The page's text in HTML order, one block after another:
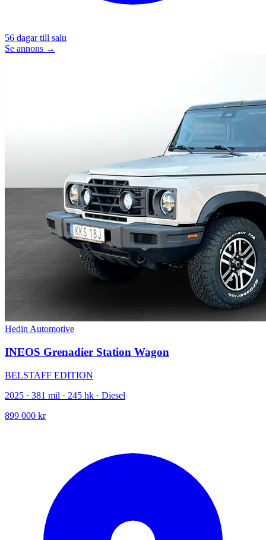
56 dagar till salu
Se annons →
Hedin Automotive
INEOS Grenadier Station Wagon
BELSTAFF EDITION
2025 · 381 mil · 245 hk · Diesel
899 000 kr